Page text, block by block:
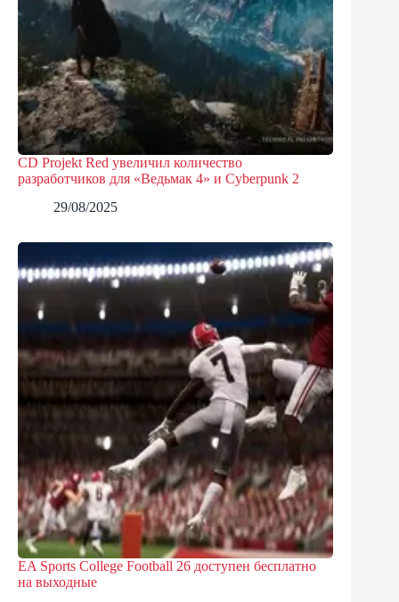
CD Projekt Red увеличил количество
разработчиков для «Ведьмак 4» и Cyberpunk 2
29/08/2025
EA Sports College Football 26 доступен бесплатно
на выходные